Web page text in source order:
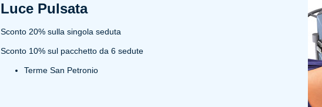
Luce Pulsata
Sconto 20% sulla singola seduta
Sconto 10% sul pacchetto da 6 sedute
Terme San Petronio